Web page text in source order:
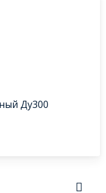
Ду300